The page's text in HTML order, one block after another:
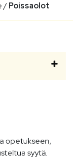
/Poissaolot
opetukseen,
syytä.